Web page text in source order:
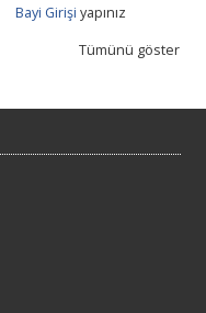
Bayi Girişi yapınız
Tümünü göster